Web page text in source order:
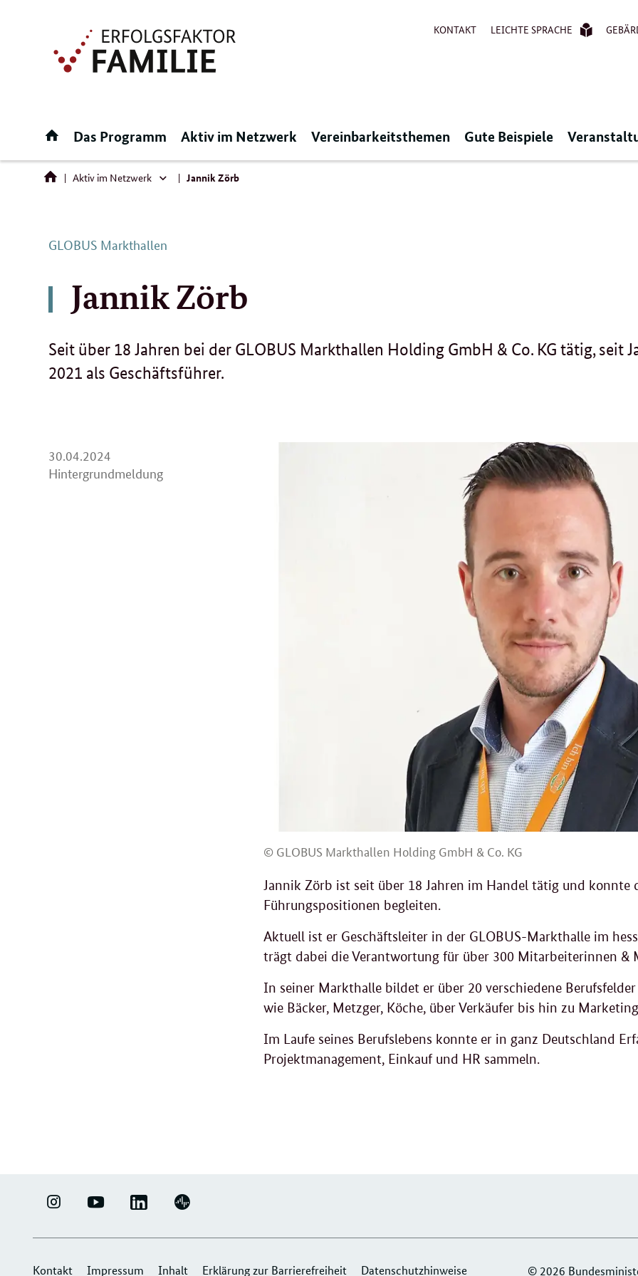
KONTAKT LEICHTE SPRACHE
Startseite
Das Programm Aktiv im Netzwerk Vereinbarkeitsthemen Gute Beispiele
Aktiv im Netzwerk
AktivJannik Zörb
GLOBUS Markthallen
Jannik Zörb
30.04.2024
04.
Hintergrundmeldung
Seit über 18 Jahren bei der GLOBUS Markthallen Holding GmbH & Co. KG tätig, seit
2021 als Geschäftsführer.
© GLOBUS Markthallen Holding GmbH & Co. KG
Jannik Zörb ist seit über 18 Jahren im Handel tätig und konnte
Führungspositionen begleiten.
Aktuell ist er Geschäftsleiter in der GLOBUS-Markthalle im
trägt dabei die Verantwortung für über 300 Mitarbeiterinnen &
In seiner Markthalle bildet er über 20 verschiedene
wie Bäcker, Metzger, Köche, über Verkäufer bis hin zu
Im Laufe seines Berufslebens konnte er in ganz Deutschland
Projektmanagement, Einkauf und HR sammeln.
ERFOLGSFAKTOR
INSTAGRAM
YOUTUBE
FAMILIE
LINKEDIN
UNTERNEHMENSNETZWERK
PODIGEE
"ERFOLGSFAKTOR
© 2026
Kontakt Impressum Inhalt Erklärung zur Barrierefreiheit Datenschutzhinweise